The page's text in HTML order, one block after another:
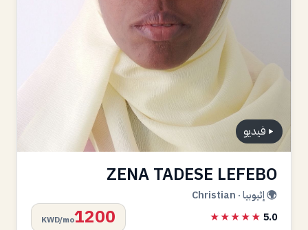
فيديو
ZENA TADESE LEFEBO
🌍 إثيوبيا · Christian
★★★★★ 5.0
1200
KWD/mo